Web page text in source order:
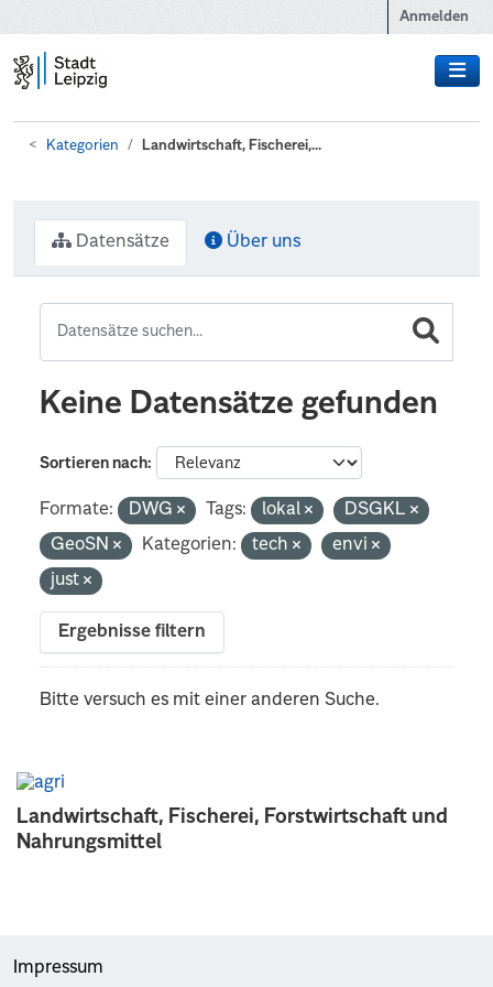
Anmelden
Kategorien Landwirtschaft, Fischerei,...
Landwirtschaft, Fischerei, Forstwirtschaft und
Nahrungsmittel
Datensätze Über uns
Keine Datensätze gefunden
Sortieren nach
Formate: DWG Tags: lokal
DSGKL
GeoSN
Kategorien: tech
envi
just
Ergebnisse filtern
Bitte versuch es mit einer anderen Suche.
Impressum